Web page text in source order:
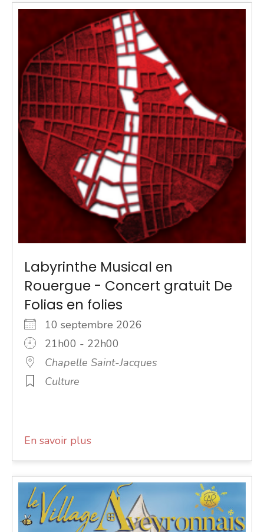
Labyrinthe Musical en
Rouergue - Concert gratuit De
Folias en folies
10 septembre 2026
21h00 - 22h00
Chapelle Saint-Jacques
Culture
En savoir plus